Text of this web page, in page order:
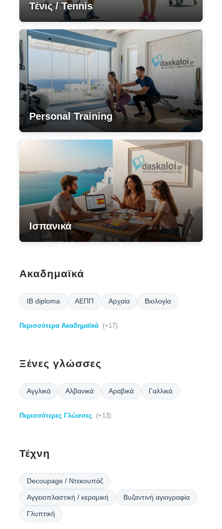
Τένις / Tennis
Personal Training
Ισπανικά
Ακαδημαϊκά
IB diploma ΑΕΠΠ Αρχαία Βιολογία
Περισσότερα Ακαδημαϊκά (+17)
Ξένες γλώσσες
Αγγλικά Αλβανικά Αραβικά Γαλλικά
Περισσότερες Γλώσσες (+13)
Τέχνη
Decoupage / Ντεκουπάζ
Αγγειοπλαστική / κεραμική Βυζαντινή αγιογραφία
Γλυπτική